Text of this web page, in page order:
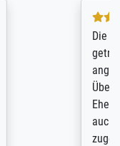
einer
eine
zu Hause